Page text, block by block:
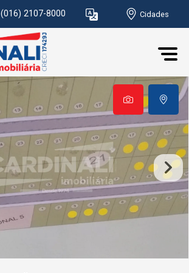
(016) 2107-8000 Cidades